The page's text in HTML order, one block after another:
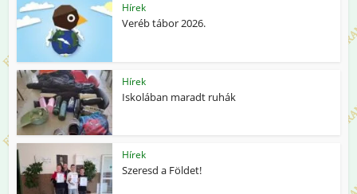
Hírek
Veréb tábor 2026.
Hírek
Iskolában maradt ruhák
Hírek
Szeresd a Földet!